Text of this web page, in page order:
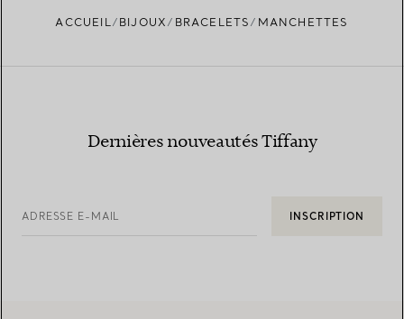
ACCUEIL BIJOUX BRACELETS MANCHETTES
Dernières nouveautés Tiffany
ADRESSE E-MAIL INSCRIPTION